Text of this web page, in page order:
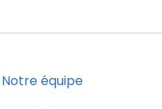
Notre équipe